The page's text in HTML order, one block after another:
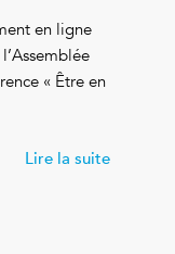
en ligne
« Être en
Lire la suite